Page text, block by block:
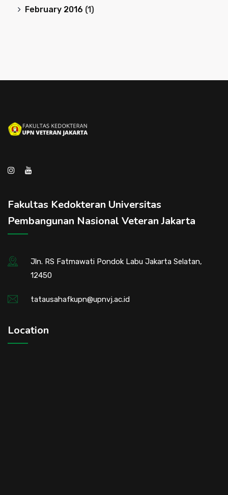
February 2016 (1)
Fakultas Kedokteran Universitas
Pembangunan Nasional Veteran Jakarta
Jln. RS Fatmawati Pondok Labu Jakarta Selatan,
12450
tatausahafkupn@upnvj.ac.id
Location